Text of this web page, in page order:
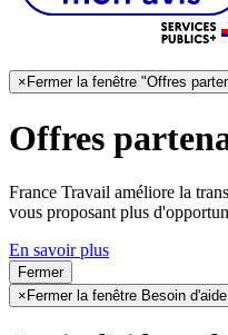
× Fermer la fenêtre "Offres
Offres
France Travail améliore la
vous proposant plus
En savoir plus
Fermer
× Fermer la fenêtre Besoin